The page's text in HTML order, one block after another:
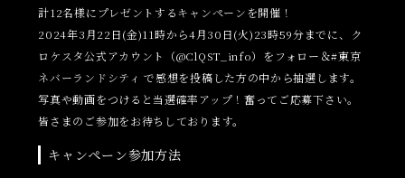
計12名様にプレゼントするキャンペーンを開催！
2024年3月22日(金)11時から4月30日(火)23時59分までに、ク
ロケスタ公式アカウント（@ClQST_info）をフォロー＆#東京
ネバーランドシティ で感想を投稿した方の中から抽選します。
写真や動画をつけると当選確率アップ！奮ってご応募下さい。
皆さまのご参加をお待ちしております。
キャンペーン参加方法